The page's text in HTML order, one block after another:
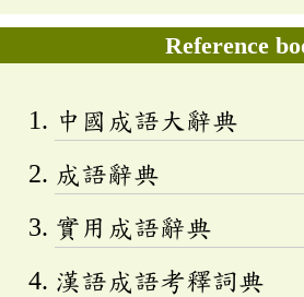
Reference
中國成語大辭典
成語辭典
實用成語辭典
漢語成語考釋詞典